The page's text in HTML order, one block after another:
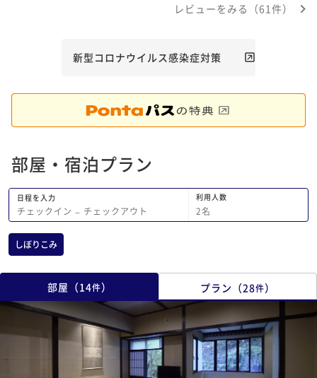
レビューをみる（61件）
新型コロナウイルス感染症対策
部屋・宿泊プラン
日程を入力
チェックイン − チェックアウト
利用人数
2名
しぼりこみ
部屋 （14件） プラン （28件）